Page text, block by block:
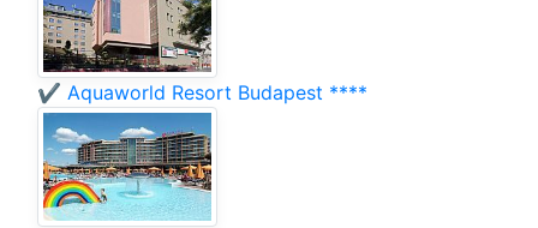
✔️ Aquaworld Resort Budapest ****